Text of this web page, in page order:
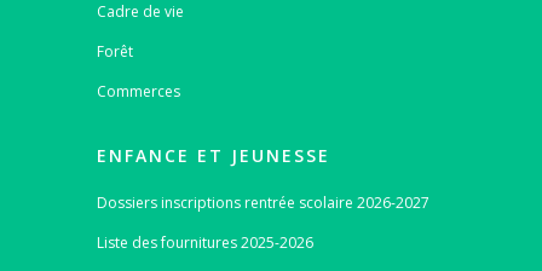
Cadre de vie
Forêt
Commerces
ENFANCE ET JEUNESSE
Dossiers inscriptions rentrée scolaire 2026-2027
Liste des fournitures 2025-2026